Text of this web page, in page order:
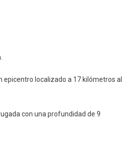
epicentro localizado a 17 kilómetros al
con una profundidad de 9